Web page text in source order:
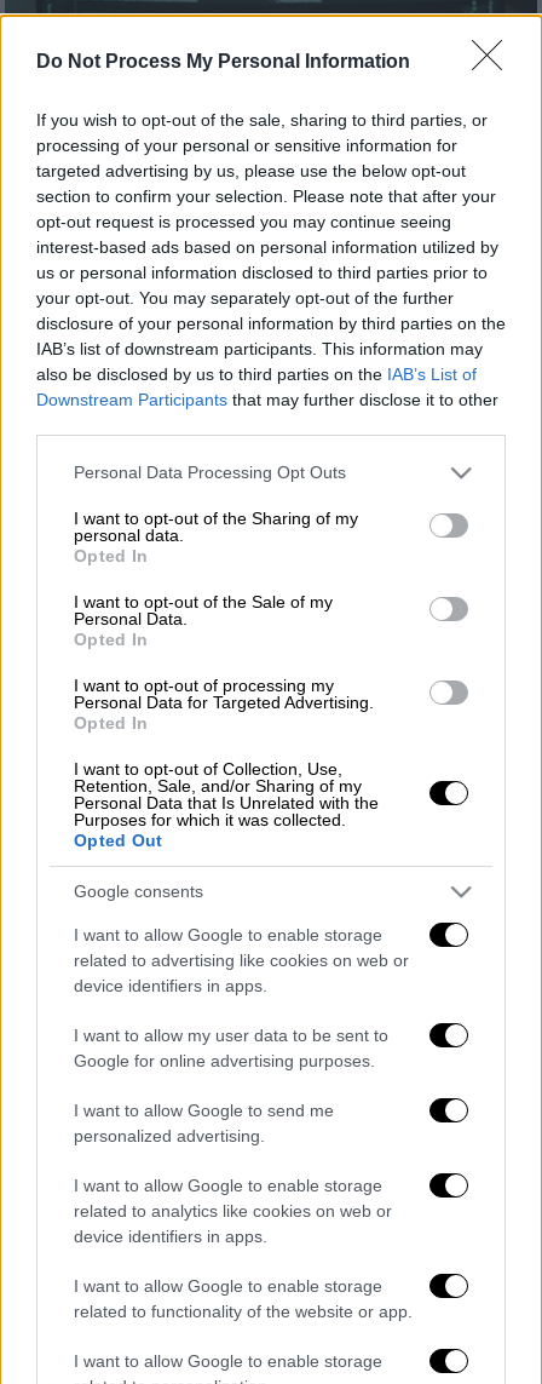
Do Not Process My Personal Information
If you wish to opt-out of the sale, sharing to third parties, or
processing of your personal or sensitive information for
targeted advertising by us, please use the below opt-out
section to confirm your selection. Please note that after your
opt-out request is processed you may continue seeing
interest-based ads based on personal information utilized by
us or personal information disclosed to third parties prior to
your opt-out. You may separately opt-out of the further
disclosure of your personal information by third parties on the
IAB’s list of downstream participants. This information may
also be disclosed by us to third parties on the IAB’s List of
Downstream Participants that may further disclose it to other
Please note that this website/app uses one or more Google
not limited to your visit or usage behaviour. You may click to
grant or deny consent to Google and its third-party tags to
use your data for below specified purposes in below Google
consent section.
Personal Data Processing Opt Outs
I want to opt-out of the Sharing of my
personal data.
Opted In
I want to opt-out of the Sale of my
Personal Data.
Opted In
I want to opt-out of processing my
Personal Data for Targeted Advertising.
Opted In
I want to opt-out of Collection, Use,
Retention, Sale, and/or Sharing of my
Personal Data that Is Unrelated with the
Purposes for which it was collected.
Opted Out
Google consents
I want to allow Google to enable storage
related to advertising like cookies on web or
device identifiers in apps.
I want to allow my user data to be sent to
Google for online advertising purposes.
I want to allow Google to send me
personalized advertising.
I want to allow Google to enable storage
related to analytics like cookies on web or
device identifiers in apps.
I want to allow Google to enable storage
related to functionality of the website or app.
I want to allow Google to enable storage
Skype/unsplash
Προσθέστε το ΕΘΝΟΣ στη Google
ΗMicrosoftθα κλείσει, τον Μάιο, το Skype
την πρωτοπόρο πλατφόρμα στις
διαδικτυακές κλήσεις που ξεκίνησε στις
αρχές της δεκαετίας του 2000 και σήμερα
θεωρείταιξεπερασμένοαπό πολυάριθμα
τεχνολογικά εργαλεία τηλεπικοινωνιών και
Zoom.
ΔΙΑΒΑΣΤΕ ΕΠΙΣΗΣ
Τεχνολογία|28.02.2025 18:26
Έπεσε το Messenger - Προβλήματα
μόνο στην Αττική
Microsoftανακοίνωσε την απόφαση της με
δημιουργήθηκε από Σκανδιναβούς
επιχειρηματίες,αγοράστηκε το 2011
αμερικανικό κολοσσό λογισμικού για8,5
δισεκατομμύρια δολάρια
Διαβάστε ακόμη
Επιστήμονες ανακάλυψαν τον τέταρτο
κόσμο
τέσσερις βόμβες» - Οι τρομοκρατικές
απειλές που ερεύνησε το FBI